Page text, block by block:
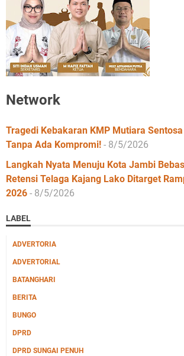
Network
Tragedi Kebakaran KMP Mutiara
Tanpa Ada Kompromi! - 8/5/2026
Langkah Nyata Menuju Kota Jambi
Retensi Telaga Kajang Lako Ditarget
2026 - 8/5/2026
LABEL
ADVERTORIA
ADVERTORIAL
BATANGHARI
BERITA
BUNGO
DPRD
DPRD SUNGAI PENUH